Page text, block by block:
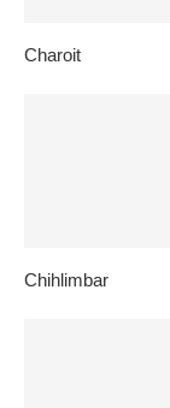
Charoit
Chihlimbar